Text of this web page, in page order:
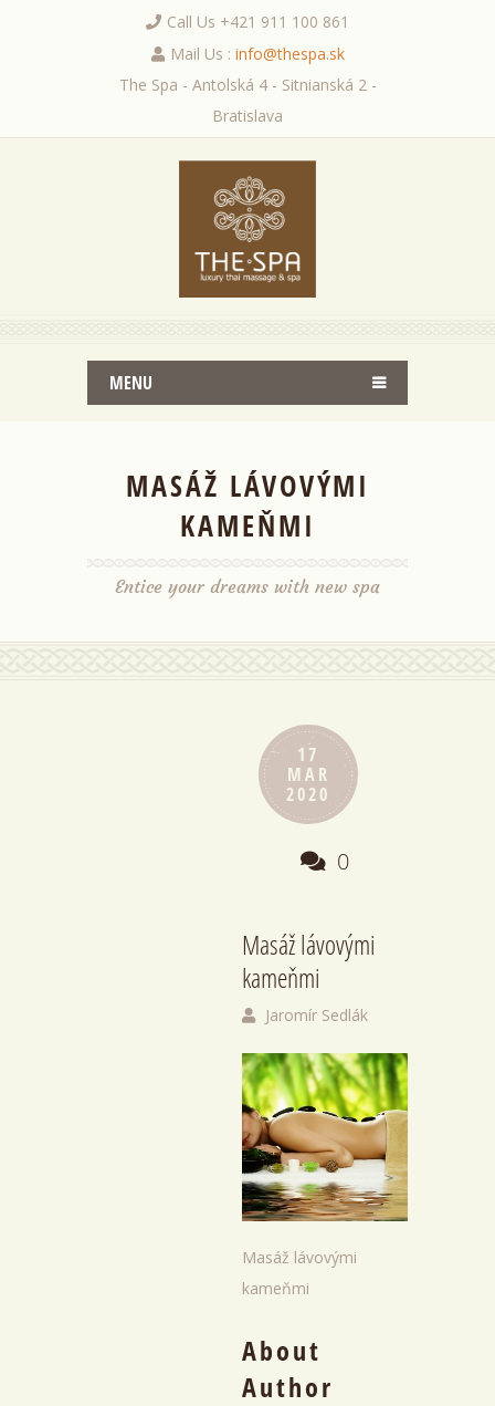
Call Us +421 911 100 861
Mail Us : info@thespa.sk
The Spa - Antolská 4 - Sitnianská 2 -
Bratislava
MENU
MASÁŽ LÁVOVÝMI
KAMEŇMI
Entice your dreams with new spa
17
MAR
2020
0
Masáž lávovými
kameňmi
Jaromír Sedlák
Masáž lávovými
kameňmi
About
Author